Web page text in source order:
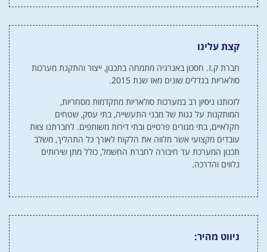
קצת עלינו
חברת ק.ז. חסכון באנרגיה מתמחה בתכנון, ייצור והתקנת מערכות
סולאריות בגדלים שונים מאז שנת 2015.
לזכותנו ניסיון רב במערכות סולאריות מתקדמות מסחריות,
המותקנות על גגות של מבני התעשייה, בתי עסק, שטחים
חקלאיים, בתי מגורים פרטיים ובתי דירות משותפים. לחברתנו צוות
עובדים מקצועי אשר מלווה את הלקוח לאורך כל התהליך, משלב
תכנון המערכת עד חיבורה לחברת החשמל, כולל מתן שירותים
נלווים והדרכה.
ניווט מהיר: